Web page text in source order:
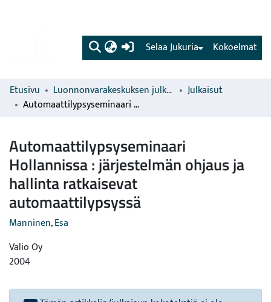
(current) Kokoelmat
Selaa Jukuria
Etusivu Luonnonvarakeskuksen julkaisut
Julkaisut
Automaattilypsyseminaari Hollannissa : järjestelmän ohjaus ja hallinta ratkaisevat automaattilypsyssä
Automaattilypsyseminaari
Hollannissa : järjestelmän ohjaus ja
hallinta ratkaisevat
automaattilypsyssä
Manninen, Esa
Valio Oy
2004